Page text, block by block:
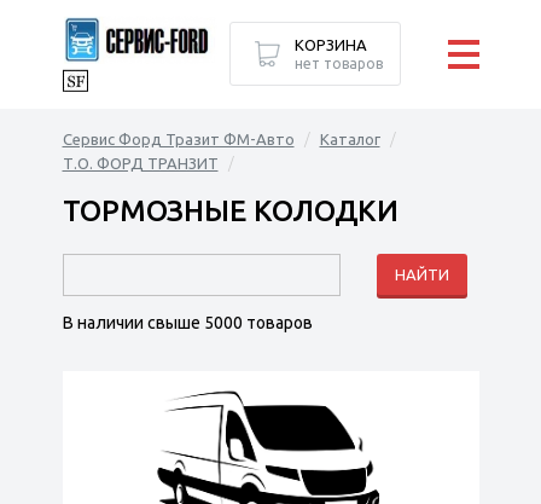
Сервис Форд Тразит ФМ-Авто
Каталог
Т.О. ФОРД ТРАНЗИТ
ТОРМОЗНЫЕ КОЛОДКИ
В наличии свыше 5000 товаров
КОРЗИНА
нет товаров